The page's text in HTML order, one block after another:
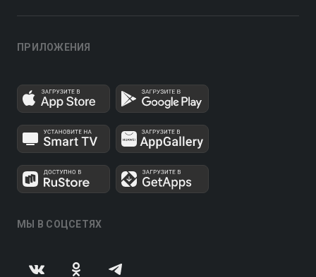
ПРИЛОЖЕНИЯ
МЫ В СОЦСЕТЯХ